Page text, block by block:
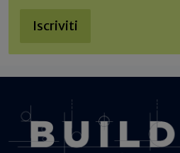
Iscriviti